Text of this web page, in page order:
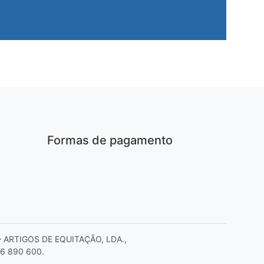
Formas de pagamento
DE EQUITAÇÃO, LDA.,
890 600.